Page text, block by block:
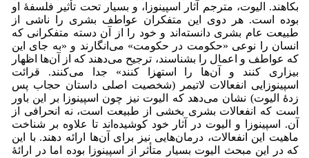
بکاهند. الیوت، مترجم آثار اسپینوزا، و بسیار تحت تأثیر فلسفۀ او
بوده است. هر دوی این متفکران عواطف بشری را ناشی از
طبیعت عام بشری دانسته‌اند و خود را از آن دسته متفکرانی که
انسان را نوعی «حکومت در حکومت» می‌انگارند و «به جای این
که عواطف و اعمال را بشناسند، ترجیح می‌دهند که از آن‌ها اظهار
بیزاری کنند و آن‌ها را استهزا کنند» جدا می‌کنند. قرائت
اسپینوزایی انفعالات لاتیمر (شخصیت اصلی داستان حجاب پس
زدۀ الیوت) نشان می‌دهد که الیوت نیز چون اسپینوزا بر این باور
است که انفعالات بشری بخشی از طبیعت است، نه انحرافی از
آن. اسپینوزا و الیوت در آثار خود کوشیده‌اند تا علاوه بر شناخت
ماهیت این انفعالات، درمان‌هایی نیز برای آن‌ها ارائه دهند. با این
که در این مبحث الیوت بسیار متأثر از اسپینوزا بوده اما در ارائۀ